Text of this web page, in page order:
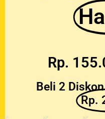
Rp.
Beli 2
Rp.